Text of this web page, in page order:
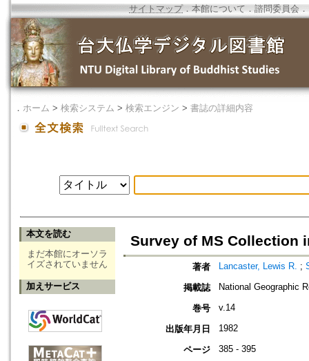
サイトマップ．本館について ． 諮問委員会 ．
． ホーム > 検索システム > 検索エンジン > 書誌の詳細内容
本文を読む
まだ本館にオーソラ
イズされていません
加えサービス
Survey of MS Collection
著者 Lancaster, Lewis R. ;
掲載誌 National Geographic
巻号 v.14
出版年月日 1982
ページ 385 - 395